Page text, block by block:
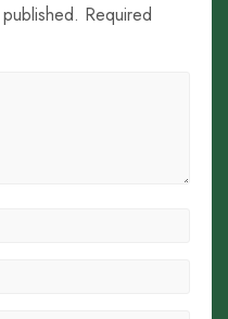
Required